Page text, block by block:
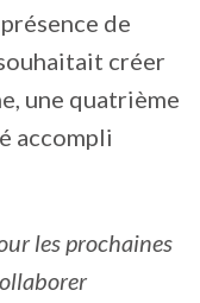
de
créer
une quatrième
accompli
les prochaines